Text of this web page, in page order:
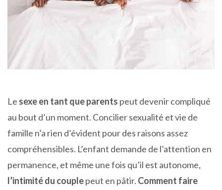
Le sexe en tant que parents peut devenir compliqué
au bout d’un moment. Concilier sexualité et vie de
famille n’a rien d’évident pour des raisons assez
compréhensibles. L’enfant demande de l’attention en
permanence, et même une fois qu’il est autonome,
l’intimité du couplepeut en pâtir. Comment faire